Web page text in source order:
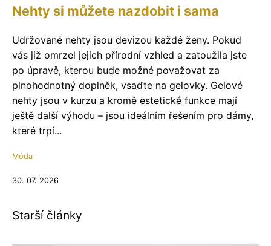
Nehty si můžete nazdobit i sama
Udržované nehty jsou devizou každé ženy. Pokud
vás již omrzel jejich přírodní vzhled a zatoužila jste
po úpravě, kterou bude možné považovat za
plnohodnotný doplněk, vsaďte na gelovky. Gelové
nehty jsou v kurzu a kromě estetické funkce mají
ještě další výhodu – jsou ideálním řešením pro dámy,
které trpí...
Móda
30. 07. 2026
Starší články